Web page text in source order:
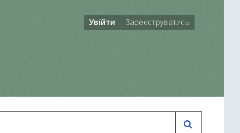
Увійти Зареєструватись